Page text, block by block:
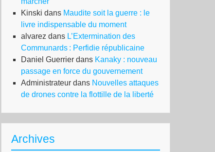
Kinski dans Maudite soit la guerre : le
livre indispensable du moment
alvarez dans L’Extermination des
Communards : Perfidie républicaine
Daniel Guerrier dans Kanaky : nouveau
passage en force du gouvernement
Administrateur dans Nouvelles attaques
de drones contre la flottille de la liberté
Archives